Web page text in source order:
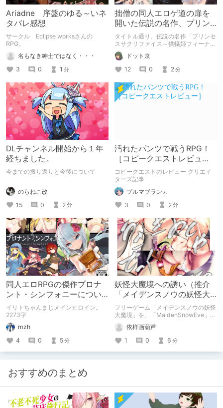
Ariadne 序盤のゆる～いネ
タバレ感想
サークル Eclipse worksさんの
RPG。
名もなき紳士ではなく・・・
3
0 1 分
拙僧の同人エロゲ道の扉を
開いた伝説の名作、プリン
セスサクリファイスについ
て語ってみる。
タイトル通り、伝説の名作「プリンセ
スサクリファイス～供犠姫フィーナの
冒険～」について語ってみたいと思い
ます。 このゲームが、拙僧の同人エ
ロゲ道のはじまりの作品でした……。
ドット京
12
0 2分
DLチャンネル開始から１年
経ちました。
今までの振り返りと今後について
のらねこ改
15
0 2分
汚れたパンツで戦うRPG！
［コピークエストレビュ
ー］
コピークエストのレビュー クリエイ
ターズ記事
プルマブランカ
3
0 2分
同人エロRPGの傑作プロナ
ント・シンフォニーについ
て語ります
イリトちゃんまじメインヒロイン。
2273字
mzh
4
0 5分
妖怪大魔境への誘い（推介
「メイデンスノウの妖怪大
魔境」）
フリーゲーム「メイデンスノウの妖怪
大魔境」を、「MaidenSnowEve」と
イント、の2点から紹介。 免费游
戏“メイデンスノウの妖怪大魔境”的解
说、与“MaidenSnowEve”的不同点，
初学者屡踬的重点。
依样画葫芦
1
0 6 分
おすすめのまとめ